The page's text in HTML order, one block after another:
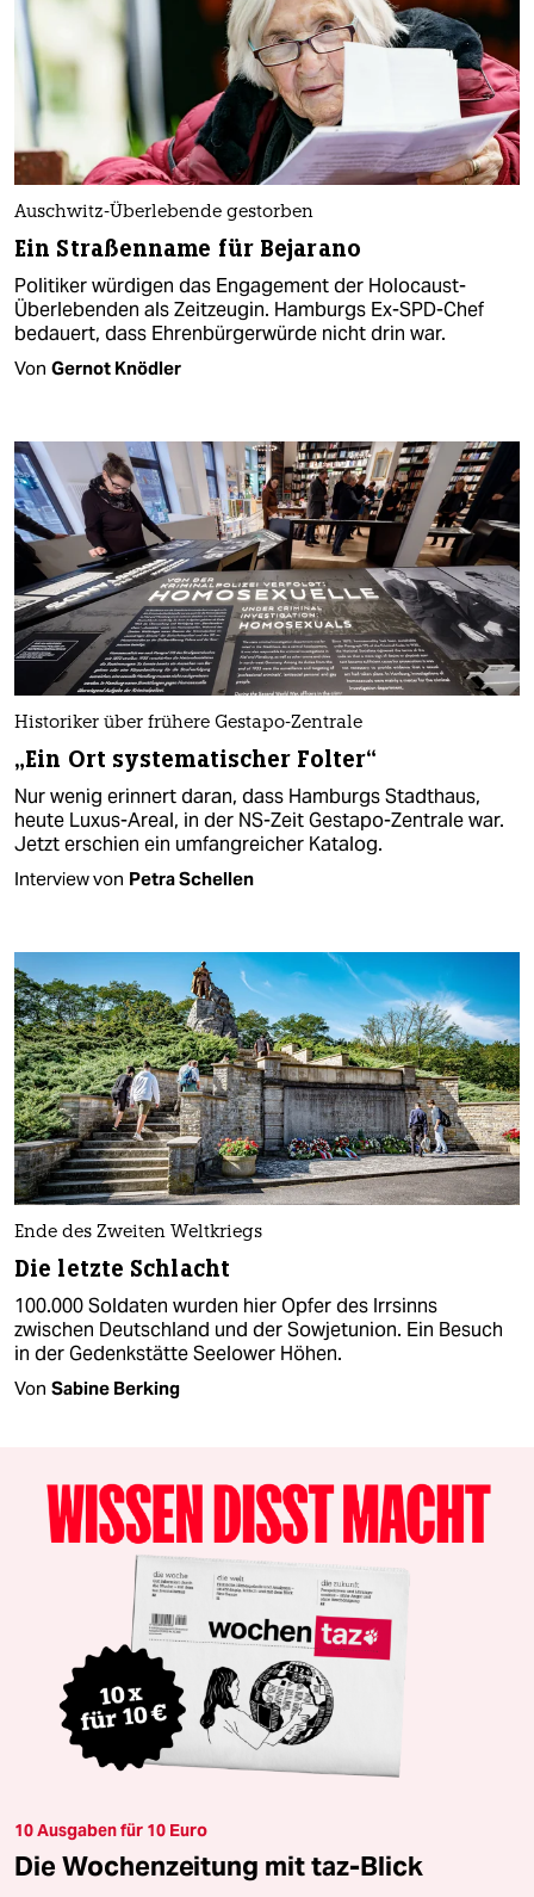
Auschwitz-Überlebende gestorben
Ein Straßenname für Bejarano
Politiker würdigen das Engagement der Holocaust-
Überlebenden als Zeitzeugin. Hamburgs Ex-SPD-Chef
bedauert, dass Ehrenbürgerwürde nicht drin war.
Von Gernot Knödler
Historiker über frühere Gestapo-Zentrale
„Ein Ort systematischer Folter“
Nur wenig erinnert daran, dass Hamburgs Stadthaus,
heute Luxus-Areal, in der NS-Zeit Gestapo-Zentrale war.
Jetzt erschien ein umfangreicher Katalog.
Interview von Petra Schellen
Ende des Zweiten Weltkriegs
Die letzte Schlacht
100.000 Soldaten wurden hier Opfer des Irrsinns
zwischen Deutschland und der Sowjetunion. Ein Besuch
in der Gedenkstätte Seelower Höhen.
Von Sabine Berking
10 Ausgaben für 10 Euro
Die Wochenzeitung mit taz-Blick